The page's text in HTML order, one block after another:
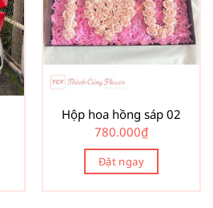
Hộp hoa hồng sáp 02
780.000₫
Đặt ngay